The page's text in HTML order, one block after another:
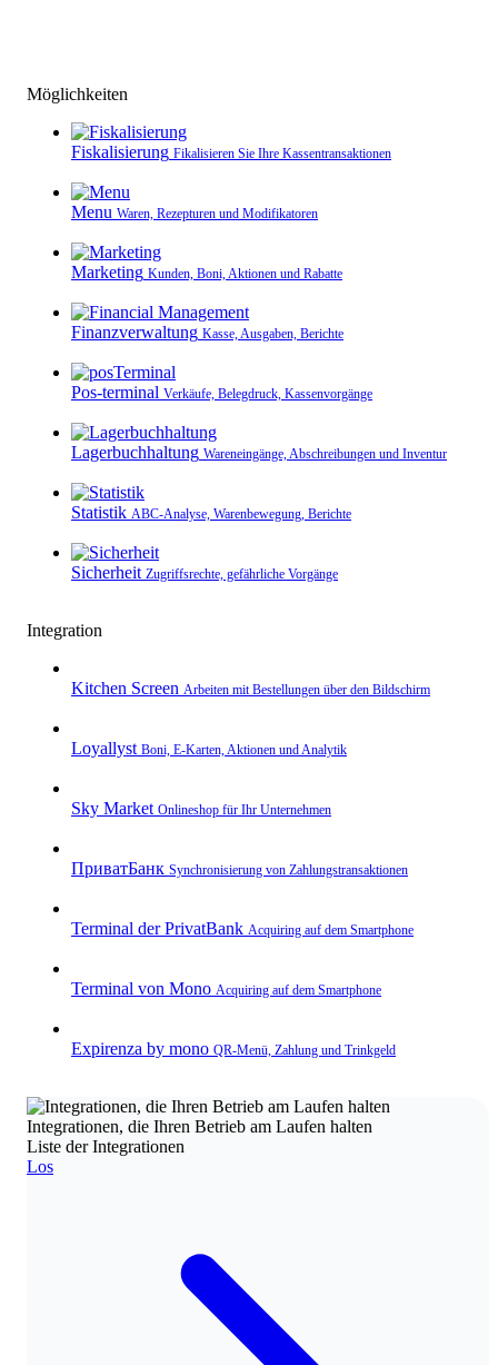
Möglichkeiten
Fiskalisierung Fikalisieren Sie Ihre Kassen­transaktionen
Menu Waren, Rezepturen und Modifikatoren
Marketing Kunden, Boni, Aktionen und Rabatte
Finanzverwaltung Kasse, Ausgaben, Berichte
Pos-terminal Verkäufe, Belegdruck, Kassenvorgänge
Lagerbuchhaltung Wareneingänge, Abschreibungen und Inventur
Statistik ABC-Analyse, Warenbewegung, Berichte
Sicherheit Zugriffsrechte, gefährliche Vorgänge
Integration
Kitchen Screen Arbeiten mit Bestellungen über den Bildschirm
Loyallyst Boni, E‑Karten, Aktionen und Analytik
Sky Market Onlineshop für Ihr Unternehmen
ПриватБанк Synchronisierung von Zahlungstransaktionen
Terminal der PrivatBank Acquiring auf dem Smartphone
Terminal von Mono Acquiring auf dem Smartphone
Expirenza by mono QR‑Menü, Zahlung und Trinkgeld
Integrationen, die Ihren Betrieb am Laufen halten
Liste der Integrationen
Los